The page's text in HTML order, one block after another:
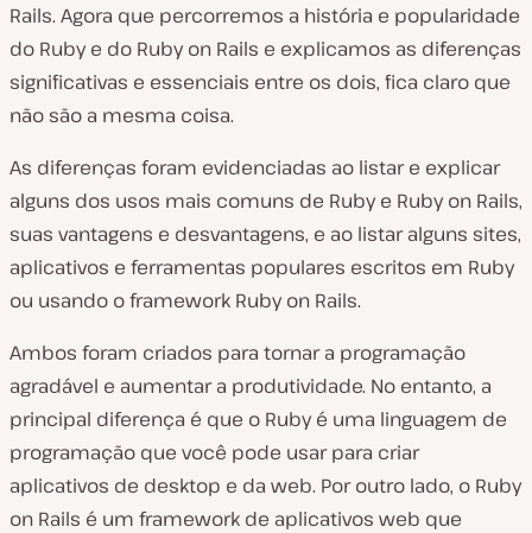
Rails. Agora que percorremos a história e popularidade
do Ruby e do Ruby on Rails e explicamos as diferenças
significativas e essenciais entre os dois, fica claro que
não são a mesma coisa.
As diferenças foram evidenciadas ao listar e explicar
alguns dos usos mais comuns de Ruby e Ruby on Rails,
suas vantagens e desvantagens, e ao listar alguns sites,
aplicativos e ferramentas populares escritos em Ruby
ou usando o framework Ruby on Rails.
Ambos foram criados para tornar a programação
agradável e aumentar a produtividade. No entanto, a
principal diferença é que o Ruby é uma linguagem de
programação que você pode usar para criar
aplicativos de desktop e da web. Por outro lado, o Ruby
on Rails é um framework de aplicativos web que